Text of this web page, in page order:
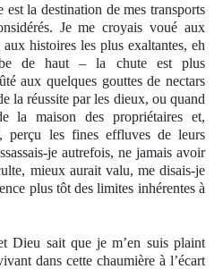
la destination de mes transports
Je me croyais voué aux
histoires les plus exaltantes, eh
de haut – la chute est plus
aux quelques gouttes de nectars
la réussite par les dieux, ou quand
la maison des propriétaires et,
perçu les fines effluves de leurs
je autrefois, ne jamais avoir
mieux aurait valu, me disais-je
plus tôt des limites inhérentes à
Dieu sait que je m’en suis plaint
dans cette chaumière à l’écart